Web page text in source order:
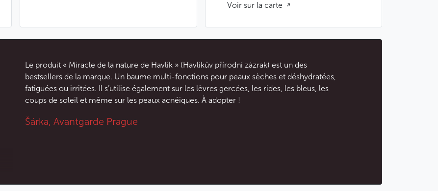
Voir sur la carte
Le produit « Miracle de la nature de Havlík » (Havlíkův přírodní zázrak) est un des
bestsellers de la marque. Un baume multi-fonctions pour peaux sèches et déshydratées,
fatiguées ou irritées. Il s’utilise également sur les lèvres gercées, les rides, les bleus, les
coups de soleil et même sur les peaux acnéiques. À adopter !
Šárka, Avantgarde Prague